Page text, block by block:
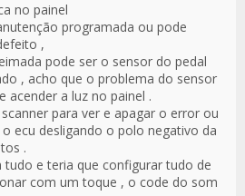
no painel
programada ou pode
,
pode ser o sensor do pedal
, acho que o problema do sensor
acender a luz no painel .
para ver e apagar o error ou
ecu desligando o polo negativo da
.
tudo e teria que configurar tudo de
com um toque , o code do som